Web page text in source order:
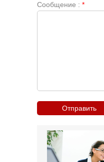
Сообщение : *